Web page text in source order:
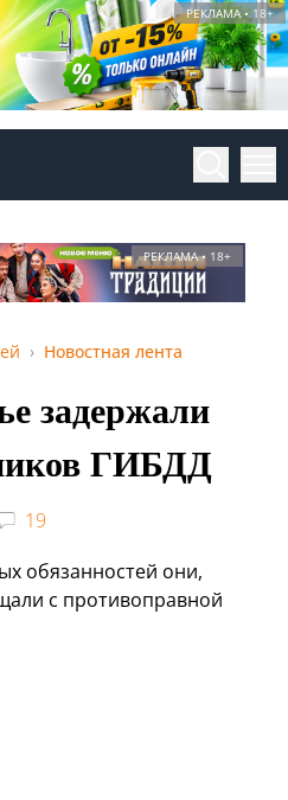
РЕКЛАМА • 18+
РЕКЛАМА • 18+
Новостная лента
задержали
ГИБДД
19
обязанностей они,
с противоправной